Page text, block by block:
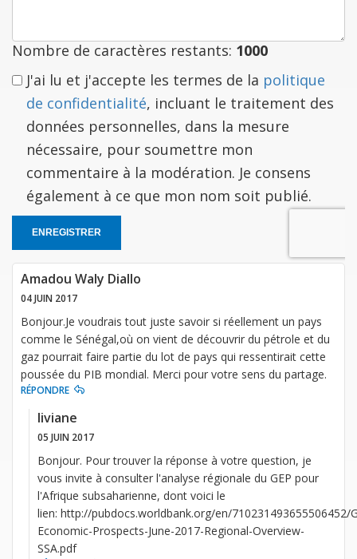
Nombre de caractères restants: 1000
J'ai lu et j'accepte les termes de la politique
de confidentialité, incluant le traitement des
données personnelles, dans la mesure
nécessaire, pour soumettre mon
commentaire à la modération. Je consens
également à ce que mon nom soit publié.
ENREGISTRER
Amadou Waly Diallo
04 JUIN 2017
Bonjour.Je voudrais tout juste savoir si réellement un pays
comme le Sénégal,où on vient de découvrir du pétrole et du
gaz pourrait faire partie du lot de pays qui ressentirait cette
poussée du PIB mondial. Merci pour votre sens du partage.
RÉPONDRE
liviane
05 JUIN 2017
Bonjour. Pour trouver la réponse à votre question, je
vous invite à consulter l'analyse régionale du GEP pour
l'Afrique subsaharienne, dont voici le
lien: http://pubdocs.worldbank.org/en/710231493655506452/
Economic-Prospects-June-2017-Regional-Overview-
SSA.pdf